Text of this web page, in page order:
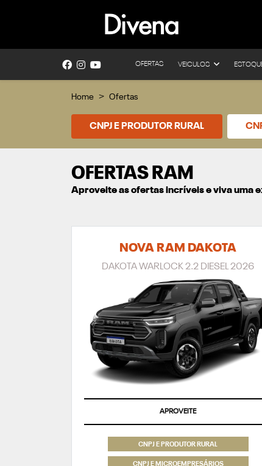
OFERTAS VEICULOS
Home Ofertas
CNPJ E PRODUTOR RURAL
OFERTAS RAM
Aproveite as ofertas incríveis e viva uma
NOVA RAM DAKOTA
DAKOTA WARLOCK 2.2 DIESEL 2026
APROVEITE
CNPJ E PRODUTOR RURAL
CNPJ E MICROEMPRESÁRIOS